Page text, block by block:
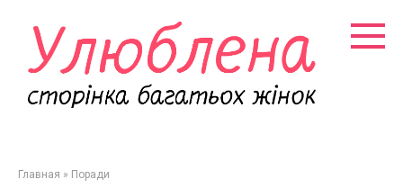
контенту
Главная » Поради